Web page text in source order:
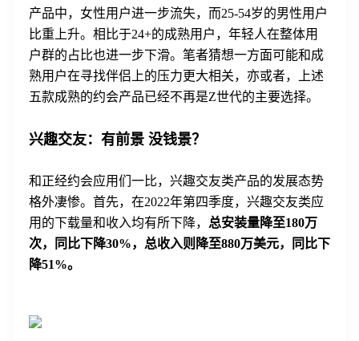
产品中，女性用户进一步流失，而25-54岁的男性用户
比重上升。相比于24+的成熟用户，年轻人在整体用
户群的占比也进一步下滑。笔者猜想一方面可能和成
熟用户在寻找伴侣上的压力更大相关，亦或者，上述
五款成熟的约会产品已经不再是Z世代的主要选择。
兴趣交友：有前景 没钱景？
和正经约会应用们一比，兴趣交友类产品的发展态势
格外凄惨。首先，在2022年第四季度，兴趣交友类应
用的下载量和收入均有所下降， 总安装量降至180万
次，同比下降30%，总收入则降至880万美元，同比下
降51%。